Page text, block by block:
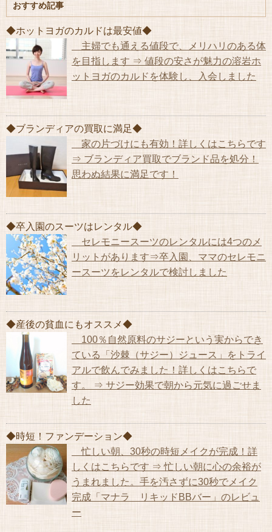
おすすめ記事
◆ホットヨガのカルドは最安値◆
主婦でも通える値段で、メリハリのある体
を目指します ⇒ 値段の安さが魅力の溶岩ホ
ットヨガのカルドを体験し、入会しました
◆ブランディアの買取に満足◆
家の片づけにも有効！詳しくはこちらです
⇒ ブランディア買取でブランド品を処分！
思わぬ結果に満足です！
◆卒入園のスーツはレンタル◆
セレモニースーツのレンタルには4つのメ
リットがあります⇒卒入園、ママのセレモニ
ースーツをレンタルで検討しました
◆産後の貧血にもオススメ◆
100％自然原料のサジーという実からでき
ている「沙棘（サジー）ジュース」をトライ
アルで飲んでみました！詳しくはこちらで
す。 ⇒ サジー効果で朝から元気に過ごせま
した
◆時短！ファンデーション◆
忙しい朝、30秒の時短メイクが完成！詳
しくはこちらです ⇒ 忙しい朝に心の余裕が
うまれました。手を汚さずに30秒でメイク
完成「マナラ リキッドBBバー」のレビュ
ー